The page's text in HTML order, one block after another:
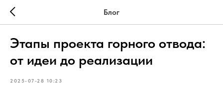
Блог
Этапы проекта горного отвода:
от идеи до реализации
2025-07-28 10:23